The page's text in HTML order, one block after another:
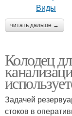
читать дальше →
Колодец
Задачей
стоков в